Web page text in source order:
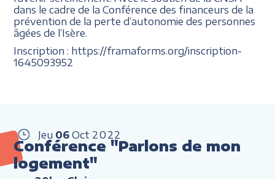
dans le cadre de la Conférence des financeurs de la
prévention de la perte d’autonomie des personnes
âgées de l’Isère.
Inscription : https://framaforms.org/inscription-
1645093952
Jeu 06 Oct 2022
Conférence "Parlons de mon
logement"